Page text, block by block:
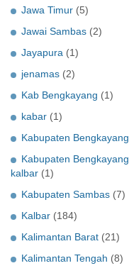
Jawa Timur (5)
Jawai Sambas (2)
Jayapura (1)
jenamas (2)
Kab Bengkayang (1)
kabar (1)
Kabupaten Bengkayang
Kabupaten Bengkayang
kalbar (1)
Kabupaten Sambas (7)
Kalbar (184)
Kalimantan Barat (21)
Kalimantan Tengah (8)